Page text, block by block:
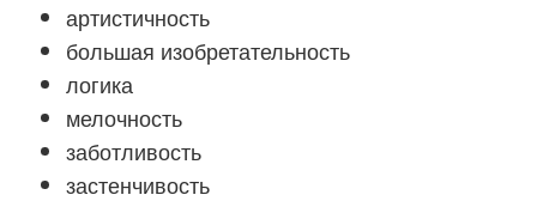
артистичность
большая изобретательность
логика
мелочность
заботливость
застенчивость